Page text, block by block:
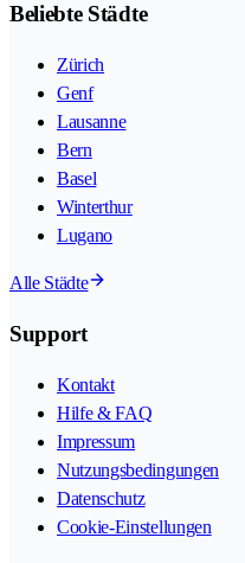
Beliebte Städte
Zürich
Genf
Lausanne
Bern
Basel
Winterthur
Lugano
Alle Städte
Support
Kontakt
Hilfe & FAQ
Impressum
Nutzungsbedingungen
Datenschutz
Cookie-Einstellungen